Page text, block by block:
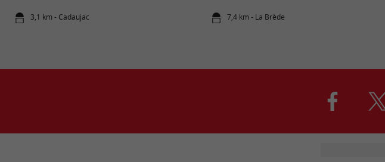
3,1 km - Cadaujac 7,4 km - La Brède